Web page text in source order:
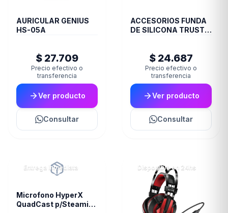
AURICULAR GENIUS
HS-05A
$ 27.709
Precio efectivo o
transferencia
Ver producto
Consultar
ACCESORIOS FUNDA
DE SILICONA TRUST
$ 24.687
Precio efectivo o
transferencia
Ver producto
Consultar
Entrega inmediata
Microfono HyperX
QuadCast p/Steaming
Disponible en 24hs